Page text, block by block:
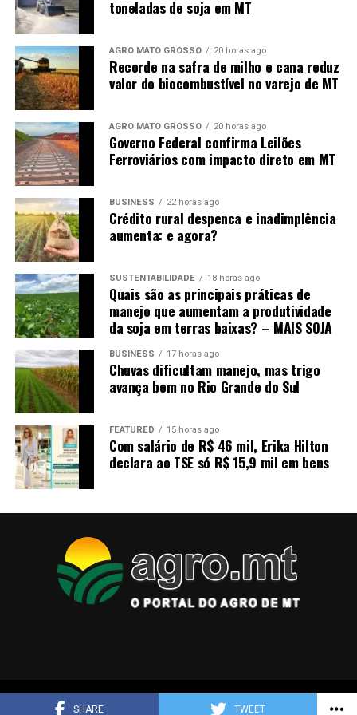
SHARE TWEET
toneladas de soja em MT
AGRO MATO GROSSO 20 horas ago
Recorde na safra de milho e cana reduz
valor do biocombustível no varejo de MT
AGRO MATO GROSSO 20 horas ago
Governo Federal confirma Leilões
Ferroviários com impacto direto em MT
BUSINESS 22 horas ago
Crédito rural despenca e inadimplência
aumenta: e agora?
SUSTENTABILIDADE 18 horas ago
Quais são as principais práticas de
manejo que aumentam a produtividade
da soja em terras baixas? – MAIS SOJA
BUSINESS 17 horas ago
Chuvas dificultam manejo, mas trigo
avança bem no Rio Grande do Sul
FEATURED 15 horas ago
Com salário de R$ 46 mil, Erika Hilton
declara ao TSE só R$ 15,9 mil em bens
Copyright © 2025 agro.mt